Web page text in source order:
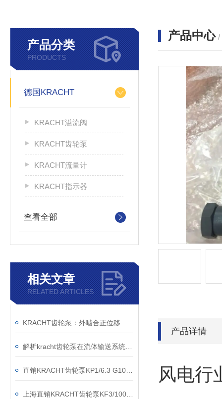
产品分类
PRODUCTS
德国KRACHT
KRACHT溢流阀
KRACHT齿轮泵
KRACHT流量计
KRACHT指示器
查看全部
相关文章
RELATED ARTICLES
产品中心 /
产品详情
风电行